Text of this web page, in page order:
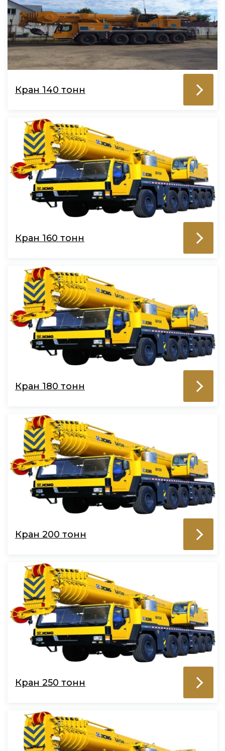
Кран 140 тонн
Кран 160 тонн
Кран 180 тонн
Кран 200 тонн
Кран 250 тонн